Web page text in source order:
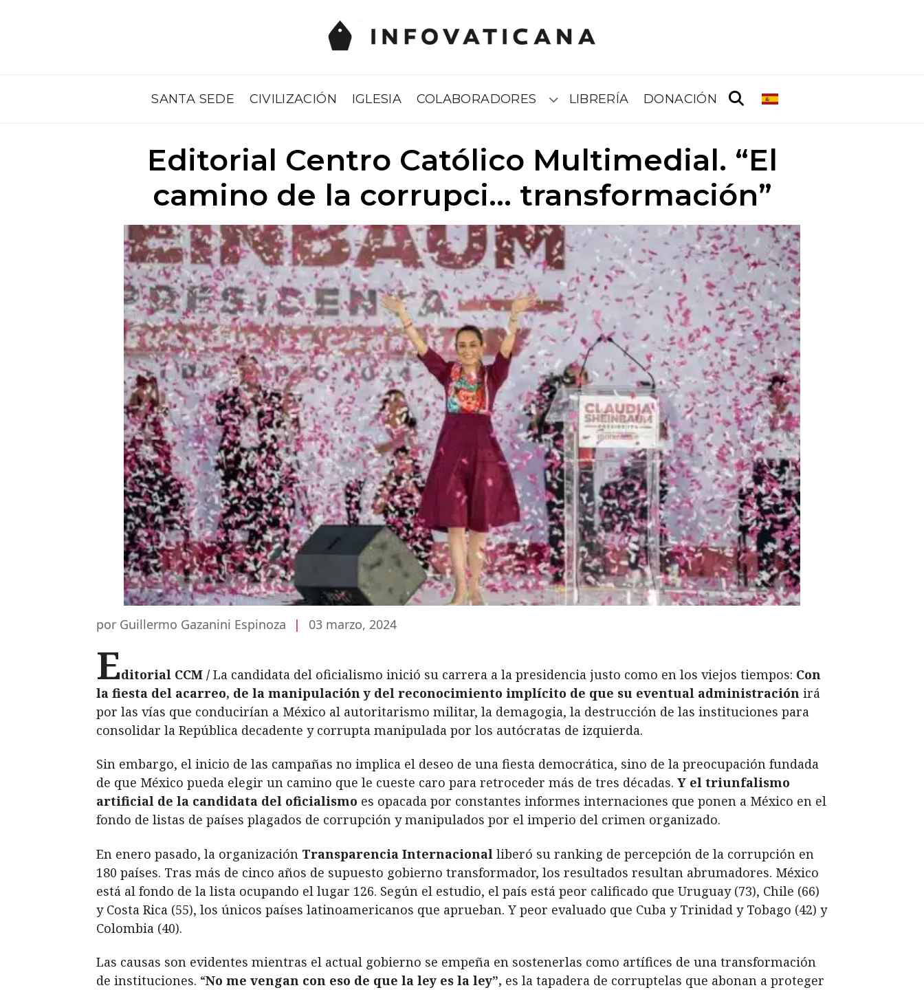
SANTA SEDE CIVILIZACIÓN IGLESIA COLABORADORES Submenú
LIBRERÍA DONACIÓN
Editorial Centro Católico Multimedial. “El
camino de la corrupci… transformación”
por Guillermo Gazanini Espinoza | 03 marzo, 2024
Editorial CCM / La candidata del oficialismo inició su carrera a la presidencia justo como en los viejos tiempos: Con
la fiesta del acarreo, de la manipulación y del reconocimiento implícito de que su eventual administración irá
por las vías que conducirían a México al autoritarismo militar, la demagogia, la destrucción de las instituciones para
consolidar la República decadente y corrupta manipulada por los autócratas de izquierda.
Sin embargo, el inicio de las campañas no implica el deseo de una fiesta democrática, sino de la preocupación fundada
de que México pueda elegir un camino que le cueste caro para retroceder más de tres décadas. Y el triunfalismo
artificial de la candidata del oficialismo es opacada por constantes informes internaciones que ponen a México en el
fondo de listas de países plagados de corrupción y manipulados por el imperio del crimen organizado.
En enero pasado, la organización Transparencia Internacional liberó su ranking de percepción de la corrupción en
180 países. Tras más de cinco años de supuesto gobierno transformador, los resultados resultan abrumadores. México
está al fondo de la lista ocupando el lugar 126. Según el estudio, el país está peor calificado que Uruguay (73), Chile (66)
y Costa Rica (55), los únicos países latinoamericanos que aprueban. Y peor evaluado que Cuba y Trinidad y Tobago (42) y
Colombia (40).
Las causas son evidentes mientras el actual gobierno se empeña en sostenerlas como artífices de una transformación
de instituciones. “No me vengan con eso de que la ley es la ley”, es la tapadera de corruptelas que abonan a proteger